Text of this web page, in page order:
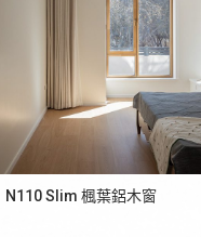
N110 Slim 楓葉鋁木窗